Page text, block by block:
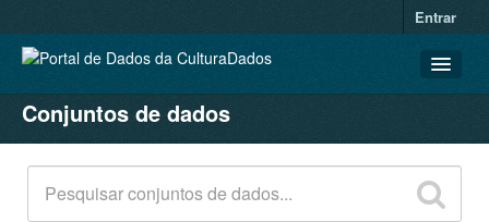
Entrar
CONJUNTOS DE DADOS
ORGANIZAÇÕES
GRUPOS
Conjuntos de dados